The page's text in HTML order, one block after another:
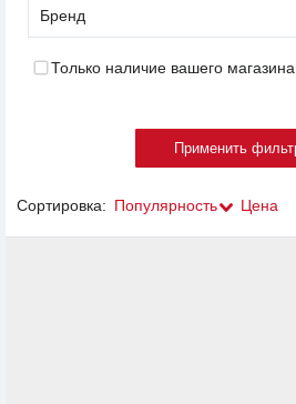
Бренд
Только наличие вашего магазина
Сортировка: Популярность Цена